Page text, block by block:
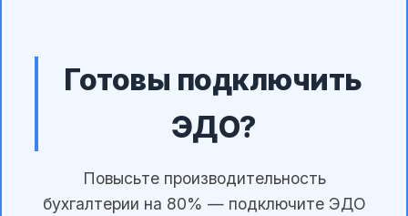
Готовы подключить
ЭДО?
Повысьте производительность
бухгалтерии на 80% — подключите ЭДО